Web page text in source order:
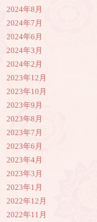
2024年8月
2024年7月
2024年6月
2024年3月
2024年2月
2023年12月
2023年10月
2023年9月
2023年8月
2023年7月
2023年6月
2023年4月
2023年3月
2023年1月
2022年12月
2022年11月